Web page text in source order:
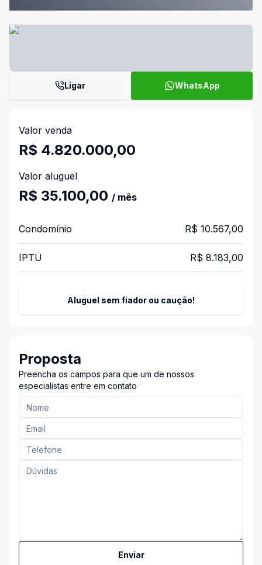
Ligar WhatsApp
Valor venda
R$ 4.820.000,00
Valor aluguel
R$ 35.100,00 / mês
Condomínio R$ 10.567,00
IPTU R$ 8.183,00
Aluguel sem fiador ou caução!
Proposta
Preencha os campos para que um de nossos
especialistas entre em contato
Enviar